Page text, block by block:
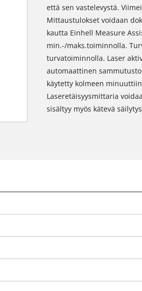
This content is not permitted to load
visitor. The website owner needs to
että sen vastelevystä.
Mittaustulokset voidaan
kautta Einhell Measure
min.-/maks.toiminnolla.
turvatoiminnolla. Laser
automaattinen
käytetty kolmeen
Laseretäisyysmittaria
sisältyy myös kätevä